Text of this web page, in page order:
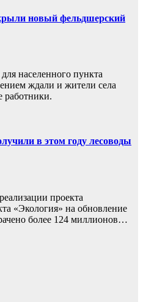
новый фельдшерский
населенного пункта
ждали и жители села
работники.
в этом году лесоводы
проекта
«Экология» на обновление
более 124 миллионов…